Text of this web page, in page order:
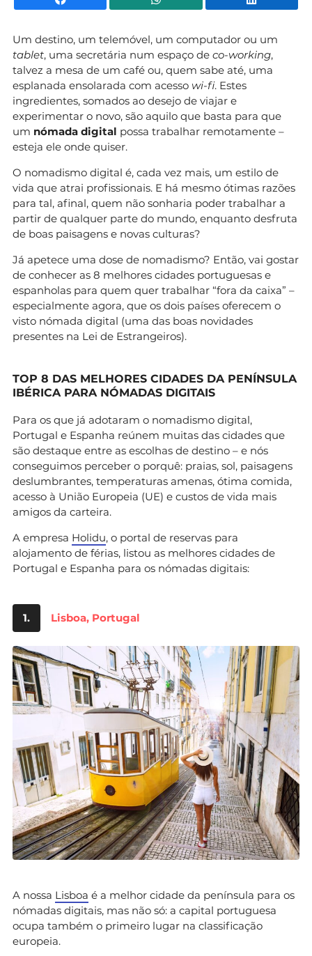
Um destino, um telemóvel, um computador ou um
tablet, uma secretária num espaço de co-working,
talvez a mesa de um café ou, quem sabe até, uma
esplanada ensolarada com acesso wi-fi. Estes
ingredientes, somados ao desejo de viajar e
experimentar o novo, são aquilo que basta para que
um nómada digital possa trabalhar remotamente –
esteja ele onde quiser.
O nomadismo digital é, cada vez mais, um estilo de
vida que atrai profissionais. E há mesmo ótimas razões
para tal, afinal, quem não sonharia poder trabalhar a
partir de qualquer parte do mundo, enquanto desfruta
de boas paisagens e novas culturas?
Já apetece uma dose de nomadismo? Então, vai gostar
de conhecer as 8 melhores cidades portuguesas e
espanholas para quem quer trabalhar “fora da caixa” –
especialmente agora, que os dois países oferecem o
visto nómada digital (uma das boas novidades
presentes na Lei de Estrangeiros).
TOP 8 DAS MELHORES CIDADES DA PENÍNSULA
IBÉRICA PARA NÓMADAS DIGITAIS
Para os que já adotaram o nomadismo digital,
Portugal e Espanha reúnem muitas das cidades que
são destaque entre as escolhas de destino – e nós
conseguimos perceber o porquê: praias, sol, paisagens
deslumbrantes, temperaturas amenas, ótima comida,
acesso à União Europeia (UE) e custos de vida mais
amigos da carteira.
A empresa Holidu, o portal de reservas para
alojamento de férias, listou as melhores cidades de
Portugal e Espanha para os nómadas digitais:
1. Lisboa, Portugal
A nossa Lisboa é a melhor cidade da península para os
nómadas digitais, mas não só: a capital portuguesa
ocupa também o primeiro lugar na classificação
europeia.